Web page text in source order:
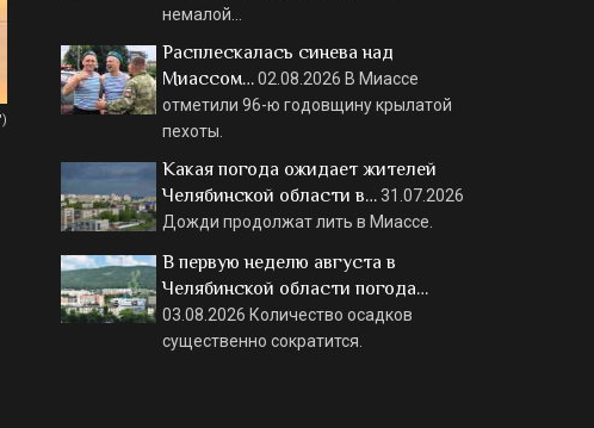
немалой…
Расплескалась синева над
Миассом…02.08.2026 В Миассе
отметили 96-ю годовщину крылатой
пехоты.
Какая погода ожидает жителей
Челябинской области в…31.07.2026
Дожди продолжат лить в Миассе.
В первую неделю августа в
Челябинской области погода…
03.08.2026 Количество осадков
существенно сократится.